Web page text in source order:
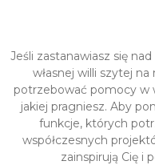
Jeśli zastanawiasz się
własnej willi szytej
potrzebować pomocy w
jakiej pragniesz. Aby
funkcje, których
współczesnych
zainspirują Cię i